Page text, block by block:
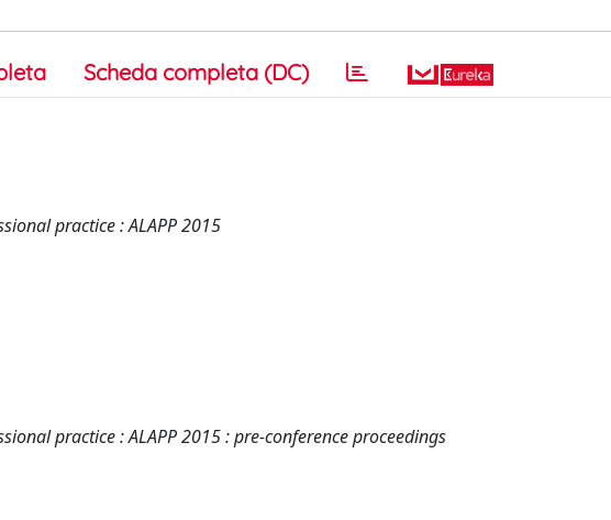
Scheda completa (DC)
practice : ALAPP 2015
practice : ALAPP 2015 : pre-conference proceedings